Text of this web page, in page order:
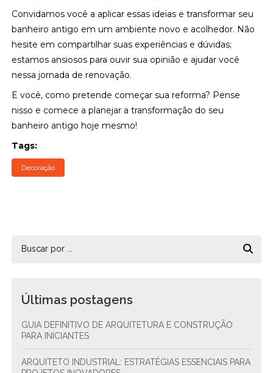
Convidamos você a aplicar essas ideias e transformar seu
banheiro antigo em um ambiente novo e acolhedor. Não
hesite em compartilhar suas experiências e dúvidas;
estamos ansiosos para ouvir sua opinião e ajudar você
nessa jornada de renovação.
E você, como pretende começar sua reforma? Pense
nisso e comece a planejar a transformação do seu
banheiro antigo hoje mesmo!
Tags:
Decoração
Últimas postagens
GUIA DEFINITIVO DE ARQUITETURA E CONSTRUÇÃO
PARA INICIANTES
ARQUITETO INDUSTRIAL: ESTRATÉGIAS ESSENCIAIS PARA